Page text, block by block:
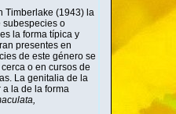
Timberlake (1943) la
subespecies o
la forma típica y
presentes en
de este género se
o en cursos de
La genitalia de la
la de la forma